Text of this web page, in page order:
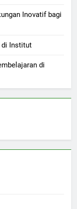
Inovatif bagi
di Institut
di